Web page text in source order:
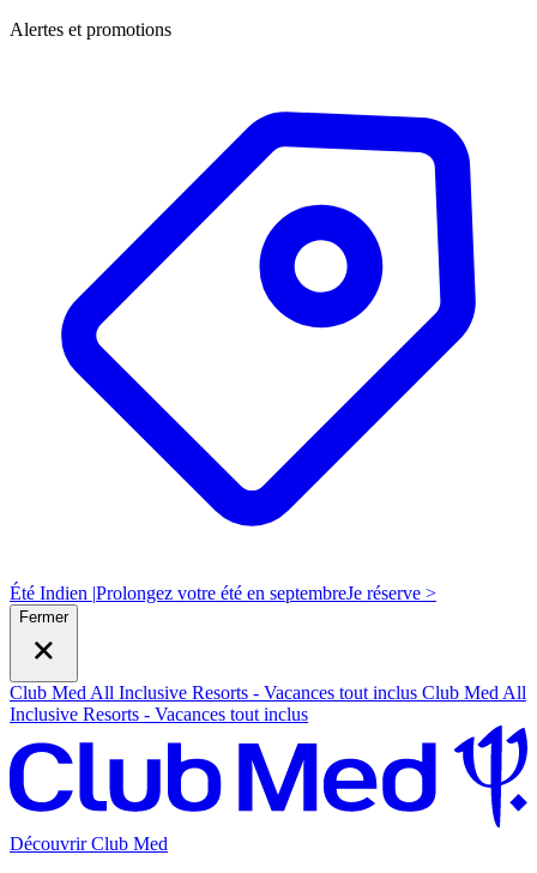
Alertes et promotions
Été Indien |Prolongez votre été en septembreJe réserve >
Fermer
Club Med All Inclusive Resorts - Vacances tout inclus Club Med All
Inclusive Resorts - Vacances tout inclus
Découvrir Club Med